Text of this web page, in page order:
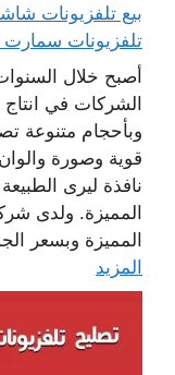
تلفزيونات سمارت
أصبح خلال
الشركات في
قوية وصورة
نافذة ليرى
المميزة. ولدى
المميزة وبسعر
المزيد